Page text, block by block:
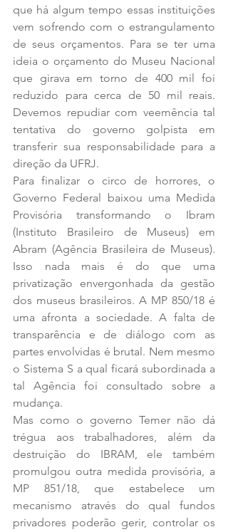
que há algum tempo essas instituições
vem sofrendo com o estrangulamento
de seus orçamentos. Para se ter uma
ideia o orçamento do Museu Nacional
que girava em torno de 400 mil foi
reduzido para cerca de 50 mil reais.
Devemos repudiar com veemência tal
tentativa do governo golpista em
transferir sua responsabilidade para a
direção da UFRJ.
Para finalizar o circo de horrores, o
Governo Federal baixou uma Medida
Provisória transformando o Ibram
(Instituto Brasileiro de Museus) em
Abram (Agência Brasileira de Museus).
Isso nada mais é do que uma
privatização envergonhada da gestão
dos museus brasileiros. A MP 850/18 é
uma afronta a sociedade. A falta de
transparência e de diálogo com as
partes envolvidas é brutal. Nem mesmo
o Sistema S a qual ficará subordinada a
tal Agência foi consultado sobre a
mudança.
Mas como o governo Temer não dá
trégua aos trabalhadores, além da
destruição do IBRAM, ele também
promulgou outra medida provisória, a
MP 851/18, que estabelece um
mecanismo através do qual fundos
privadores poderão gerir, controlar os